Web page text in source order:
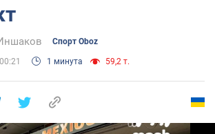
Спорт Oboz
1 минута 59,2 т.